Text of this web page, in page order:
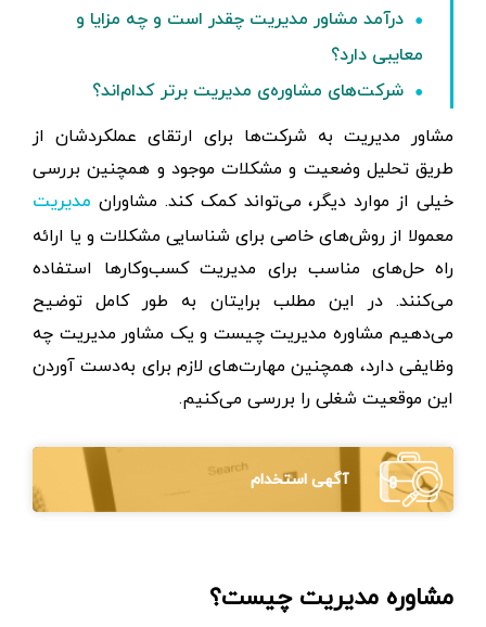
درآمد مشاور مدیریت چقدر است و چه مزایا و
معایبی دارد؟
شرکت‌های مشاوره‌ی مدیریت برتر کدام‌اند؟
مشاور مدیریت به شرکت‌ها برای ارتقای عملکرد‌شان از
طریق تحلیل وضعیت و مشکلات موجود و همچنین بررسی
خیلی از موارد دیگر، می‌تواند کمک کند. مشاوران مدیریت
معمولا از روش‌های خاصی برای شناسایی مشکلات و یا ارائه
راه حل‌های مناسب برای مدیریت کسب‌و‌کار‌ها استفاده
می‌کنند. در این مطلب برایتان به طور کامل توضیح
می‌دهیم مشاوره مدیریت چیست و یک مشاور مديريت چه
وظایفی دارد، همچنین مهارت‌های لازم برای به‌دست آوردن
این موقعیت شغلی را بررسی می‌کنیم.
آگهی استخدام
مشاوره مدیریت چیست؟